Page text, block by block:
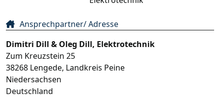
Ansprechpartner/ Adresse
Dimitri Dill & Oleg Dill, Elektrotechnik
Zum Kreuzstein 25
38268 Lengede, Landkreis Peine
Niedersachsen
Deutschland